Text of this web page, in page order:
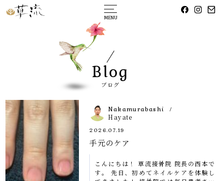
MENU
Blog
ブログ
Nakamurabashi /
Hayate
2026.07.19
手元のケア
こんにちは！ 草流接骨院 院長の西本で
す。 先日、初めてネイルケアを体験し